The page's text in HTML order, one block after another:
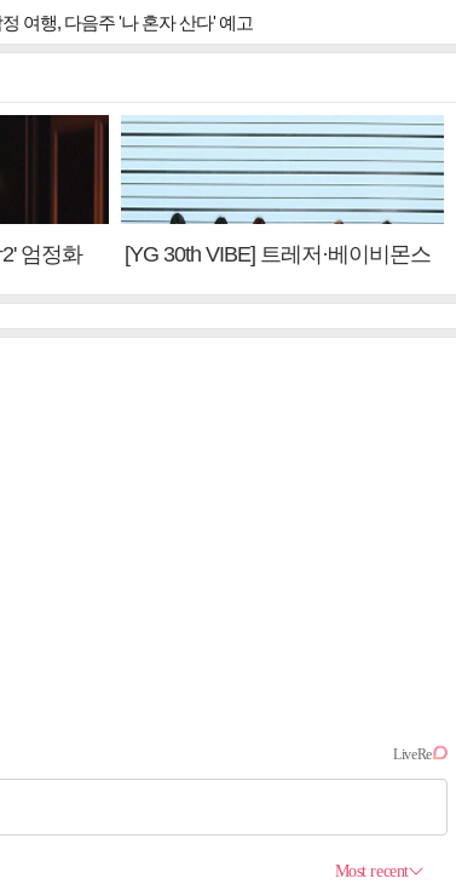
여행, 다음주 '나 혼자 산다' 예고
엄정화
[YG 30th VIBE] 트레저·베이비몬스